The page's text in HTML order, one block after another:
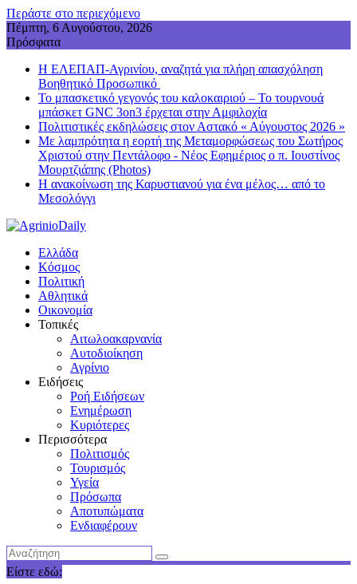
Περάστε στο περιεχόμενο
Πέμπτη, 6 Αυγούστου, 2026
Πρόσφατα
Η ΕΛΕΠΑΠ-Αγρινίου, αναζητά για πλήρη απασχόληση
Βοηθητικό Προσωπικό
Το μπασκετικό γεγονός του καλοκαιριού – Το τουρνουά
μπάσκετ GNC 3on3 έρχεται στην Αμφιλοχία
Πολιτιστικές εκδηλώσεις στον Αστακό « Αύγουστος 2026 »
Με λαμπρότητα η εορτή της Μεταμορφώσεως του Σωτήρος
Χριστού στην Πεντάλοφο - Nέος Εφημέριος ο π. Ιουστίνος
Μουρτζιάπης (Photos)
Η ανακοίνωση της Καρυστιανού για ένα μέλος… από το
Μεσολόγγι
Ελλάδα
Κόσμος
Πολιτική
Αθλητικά
Οικονομία
Τοπικές
Αιτωλοακαρνανία
Αυτοδιοίκηση
Αγρίνιο
Ειδήσεις
Ροή Ειδήσεων
Ενημέρωση
Κυριότερες
Περισσότερα
Πολιτισμός
Τουρισμός
Υγεία
Πρόσωπα
Αποτυπώματα
Ενδιαφέρουν
Είστε εδώ: